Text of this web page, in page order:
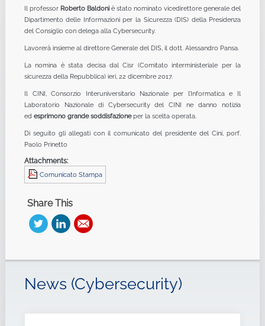
Il professor Roberto Baldoni è stato nominato vicedirettore generale del
Dipartimento delle Informazioni per la Sicurezza (DIS) della Presidenza
del Consiglio con delega alla Cybersecurity.
Lavorerà insieme al direttore Generale del DIS, il dott. Alessandro Pansa.
La nomina è stata decisa dal Cisr (Comitato interministeriale per la
sicurezza della Repubblica) ieri, 22 dicembre 2017.
Il CINI, Consorzio Interuniversitario Nazionale per l’Informatica e Il
Laboratorio Nazionale di Cybersecurity del CINI ne danno notizia
ed esprimono grande soddisfazioneper la scelta operata.
Di seguito gli allegati con il comunicato del presidente del Cini, porf.
Paolo Prinetto
Attachments:
Comunicato Stampa
Share This
News (Cybersecurity)